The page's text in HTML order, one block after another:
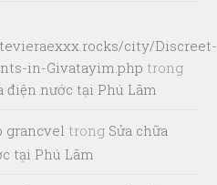
city/Discreet-
in-Givatayim.php trong
điện nước tại Phú Lãm
grancvel trong Sửa chữa
tại Phú Lãm